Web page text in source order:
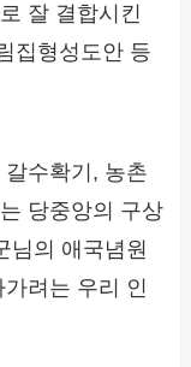
잘 결합시킨
집형성도안 등
수확기, 농촌
당중앙의 구상
님의 애국념원
려는 우리 인